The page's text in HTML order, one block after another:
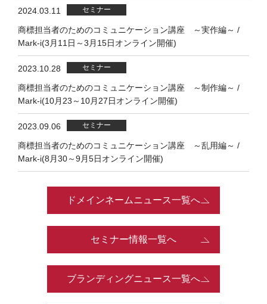
2024.03.11
商標担当者のためのコミュニケーション講座 ～実作編～ /
Mark-i(3月11日～3月15日オンライン開催)
2023.10.28
商標担当者のためのコミュニケーション講座 ～制作編～ /
Mark-i(10月23～10月27日オンライン開催)
2023.09.06
商標担当者のためのコミュニケーション講座 ～乱用編～ /
Mark-i(8月30～9月5日オンライン開催)
ドメインネームニュース一覧へ
セミナー情報一覧へ
ブランディングニュース一覧へ